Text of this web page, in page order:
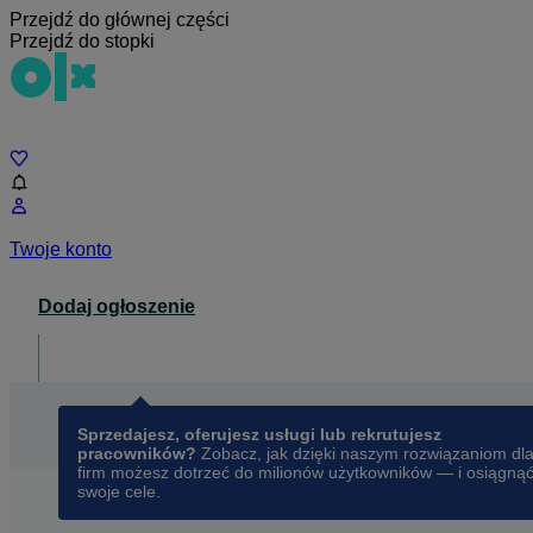
Przejdź do głównej części
Przejdź do stopki
Twoje konto
Dodaj ogłoszenie
Sprzedajesz, oferujesz usługi lub rekrutujesz
pracowników? Zobacz, jak dzięki naszym rozwiązaniom dla
firm możesz dotrzeć do milionów użytkowników — i osiągnąć
swoje cele.